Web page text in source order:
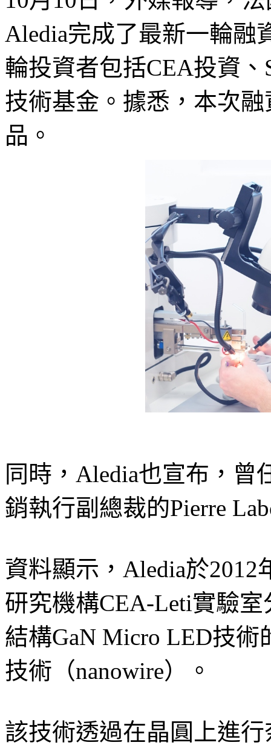
Aledia完成了最新一輪融
輪投資者包括CEA投資、
技術基金。據悉，本次
品。
同時，Aledia也宣布，曾
銷執行副總裁的Pierre
資料顯示，Aledia於
研究機構CEA-Leti實驗
結構GaN Micro LED技
技術（nanowire）。
該技術透過在晶圓上進